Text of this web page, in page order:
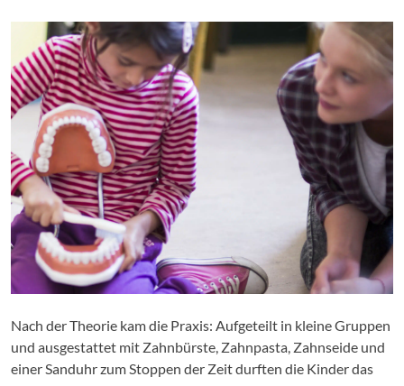
Nach der Theorie kam die Praxis: Aufgeteilt in kleine Gruppen
und ausgestattet mit Zahnbürste, Zahnpasta, Zahnseide und
einer Sanduhr zum Stoppen der Zeit durften die Kinder das